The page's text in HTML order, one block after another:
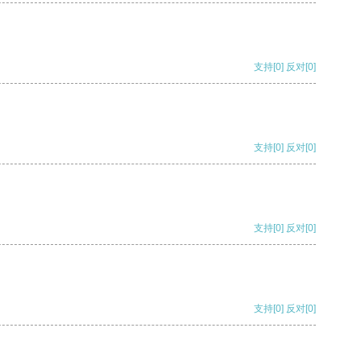
支持[0] 反对[0]
支持[0] 反对[0]
支持[0] 反对[0]
支持[0] 反对[0]